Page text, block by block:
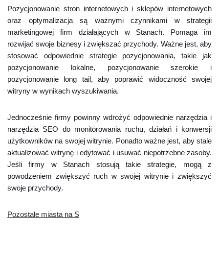
Pozycjonowanie stron internetowych i sklepów internetowych
oraz optymalizacja są ważnymi czynnikami w strategii
marketingowej firm działających w Stanach. Pomaga im
rozwijać swoje biznesy i zwiększać przychody. Ważne jest, aby
stosować odpowiednie strategie pozycjonowania, takie jak
pozycjonowanie lokalne, pozycjonowanie szerokie i
pozycjonowanie long tail, aby poprawić widoczność swojej
witryny w wynikach wyszukiwania.
Jednocześnie firmy powinny wdrożyć odpowiednie narzędzia i
narzędzia SEO do monitorowania ruchu, działań i konwersji
użytkowników na swojej witrynie. Ponadto ważne jest, aby stale
aktualizować witrynę i edytować i usuwać niepotrzebne zasoby.
Jeśli firmy w Stanach stosują takie strategie, mogą z
powodzeniem zwiększyć ruch w swojej witrynie i zwiększyć
swoje przychody.
Pozostałe miasta na S